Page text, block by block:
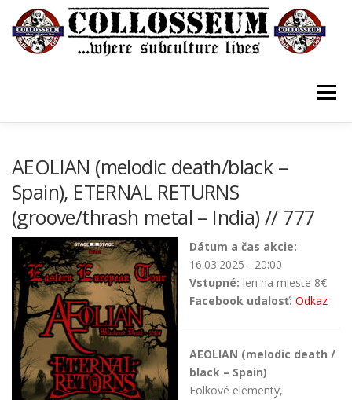
Prejsť
obsah
Menu
KONTAKTY GUESTBOOK GALÉRIA
AEOLIAN (melodic death/black –
Spain), ETERNAL RETURNS
(groove/thrash metal – India) // 777
Dátum a čas akcie:
16.03.2025 - 20:00
Vstupné: len na mieste 8€
Facebook udalosť: Odkaz
AEOLIAN (melodic death /
black – Spain)
Folkové elementy,